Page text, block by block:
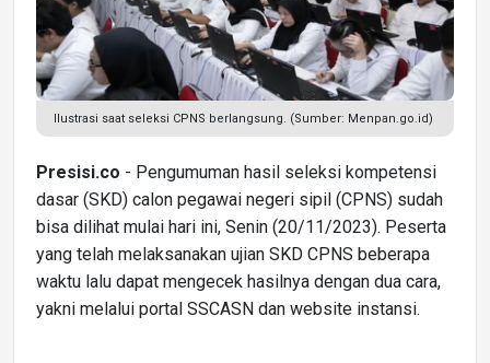
Ilustrasi saat seleksi CPNS berlangsung. (Sumber: Menpan.go.id)
Presisi.co - Pengumuman hasil seleksi kompetensi
dasar (SKD) calon pegawai negeri sipil (CPNS) sudah
bisa dilihat mulai hari ini, Senin (20/11/2023). Peserta
yang telah melaksanakan ujian SKD CPNS beberapa
waktu lalu dapat mengecek hasilnya dengan dua cara,
yakni melalui portal SSCASN dan website instansi.